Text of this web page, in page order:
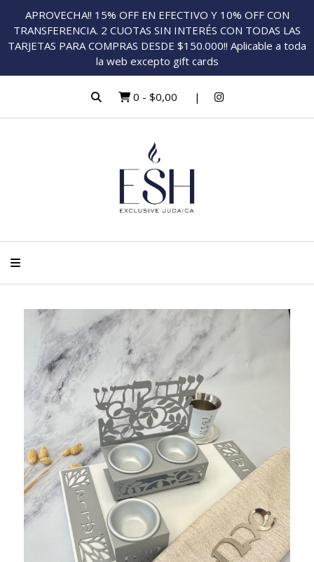
APROVECHA!! 15% OFF EN EFECTIVO Y 10% OFF CON
TRANSFERENCIA. 2 CUOTAS SIN INTERÉS CON TODAS LAS
TARJETAS PARA COMPRAS DESDE $150.000!! Aplicable a toda
la web excepto gift cards
0 - $0,00